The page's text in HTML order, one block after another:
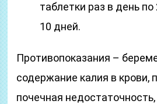
таблетки раз в день
10 дней.
Противопоказания –
содержание калия в крови,
почечная недостаточность,